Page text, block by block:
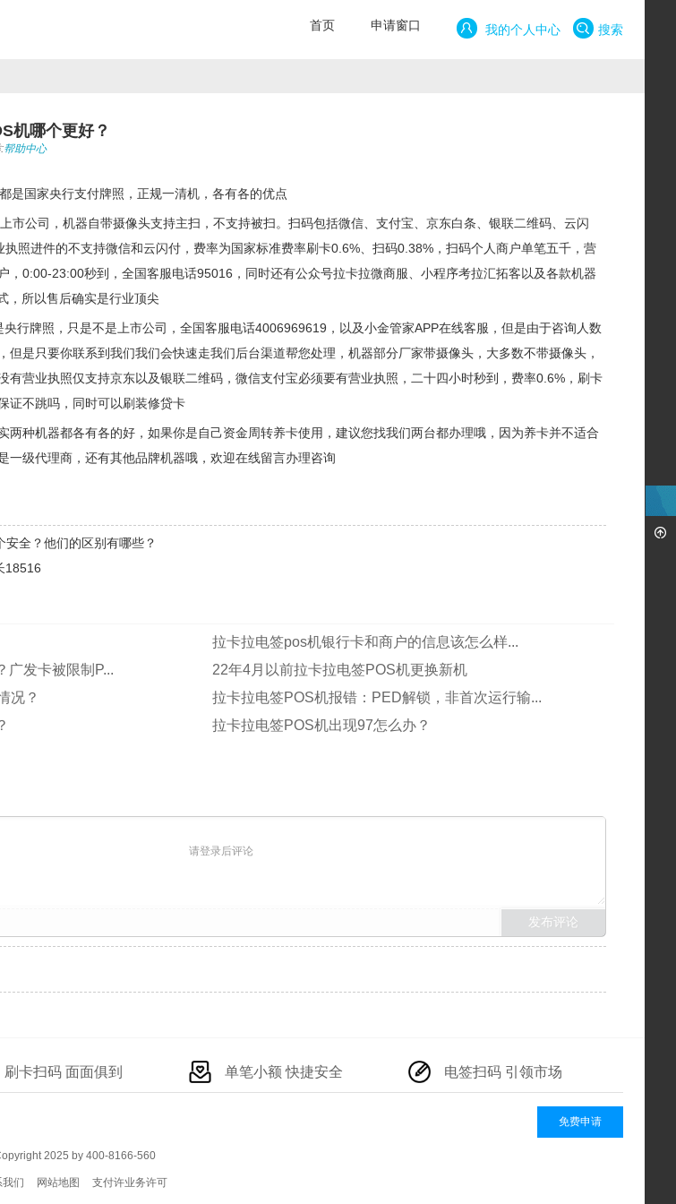
我的个人中心 搜索
首页 申请窗口
机哪个更好？
帮助中心
是国家央行支付牌照，正规一清机，各有各的优点
市公司，机器自带摄像头支持主扫，不支持被扫。扫码包括微信、支付宝、京东白条、银联二维码、云闪
照进件的不支持微信和云闪付，费率为国家标准费率刷卡0.6%、扫码0.38%，扫码个人商户单笔五千，营
，0:00-23:00秒到，全国客服电话95016，同时还有公众号拉卡拉微商服、小程序考拉汇拓客以及各款机器
，所以售后确实是行业顶尖
行牌照，只是不是上市公司，全国客服电话4006969619，以及小金管家APP在线客服，但是由于咨询人数
但是只要你联系到我们我们会快速走我们后台渠道帮您处理，机器部分厂家带摄像头，大多数不带摄像头，
有营业执照仅支持京东以及银联二维码，微信支付宝必须要有营业执照，二十四小时秒到，费率0.6%，刷卡
证不跳吗，同时可以刷装修贷卡
两种机器都各有各的好，如果你是自己资金周转养卡使用，建议您找我们两台都办理哦，因为养卡并不适合
一级代理商，还有其他品牌机器哦，欢迎在线留言办理咨询
全？他们的区别有哪些？
18516
拉卡拉电签pos机银行卡和商户的信息该怎么样...
广发卡被限制P...
22年4月以前拉卡拉电签POS机更换新机
况？
拉卡拉电签POS机报错：PED解锁，非首次运行输...
拉卡拉电签POS机出现97怎么办？
请登录后评论
刷卡扫码 面面俱到 单笔小额 快捷安全 电签扫码 引领市场
免费申请
2025 by 400-8166-560
我们 网站地图 支付许业务许可